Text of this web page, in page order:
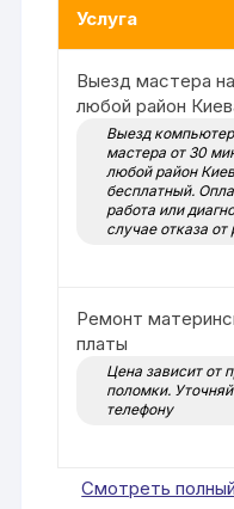
Услуга
Выезд мастера
любой район
Выезд
мастера от 30
любой район
бесплатный.
работа или
случае отказа от
Ремонт
платы
Цена зависит от
поломки.
телефону
Смотреть